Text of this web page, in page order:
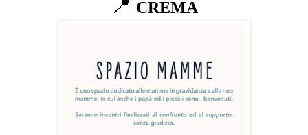
📍 CREMA